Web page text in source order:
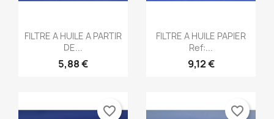
Aperçu rapide
FILTRE A HUILE A PARTIR
DE...
5,88 €
Aperçu rapide
FILTRE A HUILE PAPIER
Ref:...
9,12 €
favorite_border favorite_border